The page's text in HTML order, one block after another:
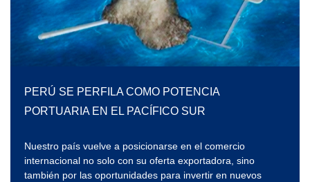
PERÚ SE PERFILA COMO POTENCIA
PORTUARIA EN EL PACÍFICO SUR
Nuestro país vuelve a posicionarse en el comercio
internacional no solo con su oferta exportadora, sino
también por las oportunidades para invertir en nuevos